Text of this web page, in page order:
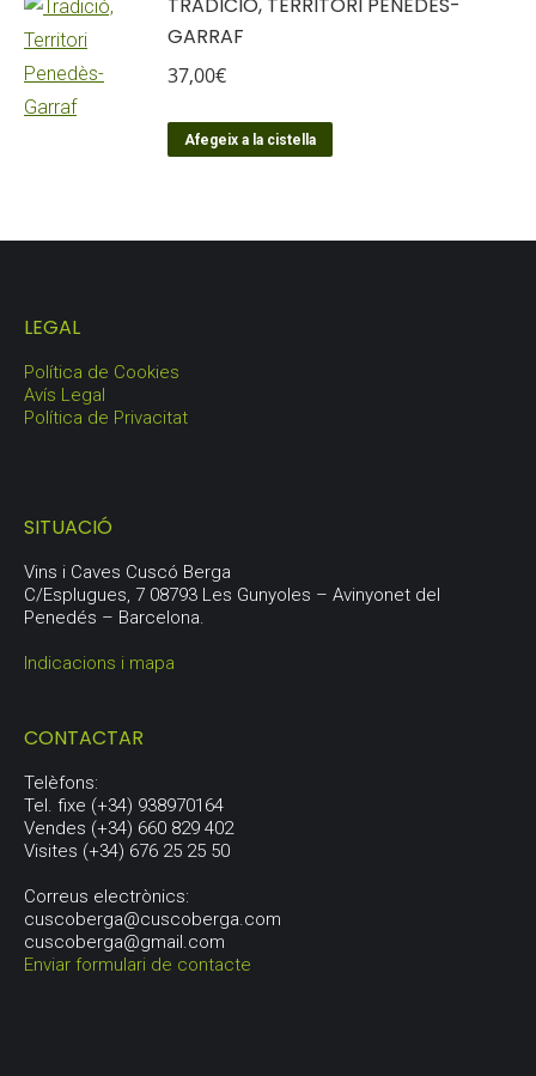
GARRAF
37,00€
Afegeix a la cistella
LEGAL
Política de Cookies
Avís Legal
Política de Privacitat
SITUACIÓ
Vins i Caves Cuscó Berga
C/Esplugues, 7 08793 Les Gunyoles – Avinyonet del
Penedés – Barcelona.
Indicacions i mapa
CONTACTAR
Telèfons:
Tel. fixe (+34) 938970164
Vendes (+34) 660 829 402
Visites (+34) 676 25 25 50
Correus electrònics:
cuscoberga@cuscoberga.com
cuscoberga@gmail.com
Enviar formulari de contacte